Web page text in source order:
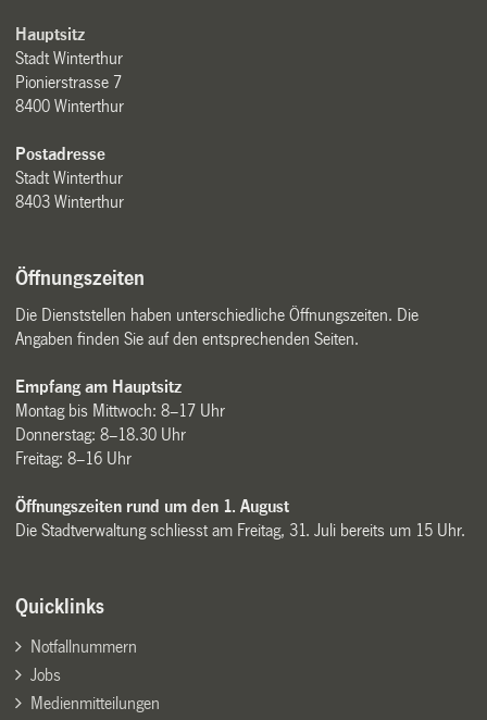
Hauptsitz
Stadt Winterthur
Pionierstrasse 7
8400 Winterthur
Postadresse
Stadt Winterthur
8403 Winterthur
Öffnungszeiten
Die Dienststellen haben unterschiedliche Öffnungszeiten. Die
Angaben finden Sie auf den entsprechenden Seiten.
Empfang am Hauptsitz
Montag bis Mittwoch: 8–17 Uhr
Donnerstag: 8–18.30 Uhr
Freitag: 8–16 Uhr
Öffnungszeiten rund um den 1. August
Die Stadtverwaltung schliesst am Freitag, 31. Juli bereits um 15 Uhr.
Quicklinks
Notfallnummern
Jobs
Medienmitteilungen